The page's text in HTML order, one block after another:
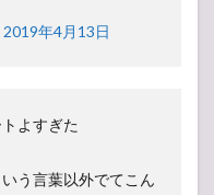
2019年4月13日
よすぎた
う言葉以外でてこん